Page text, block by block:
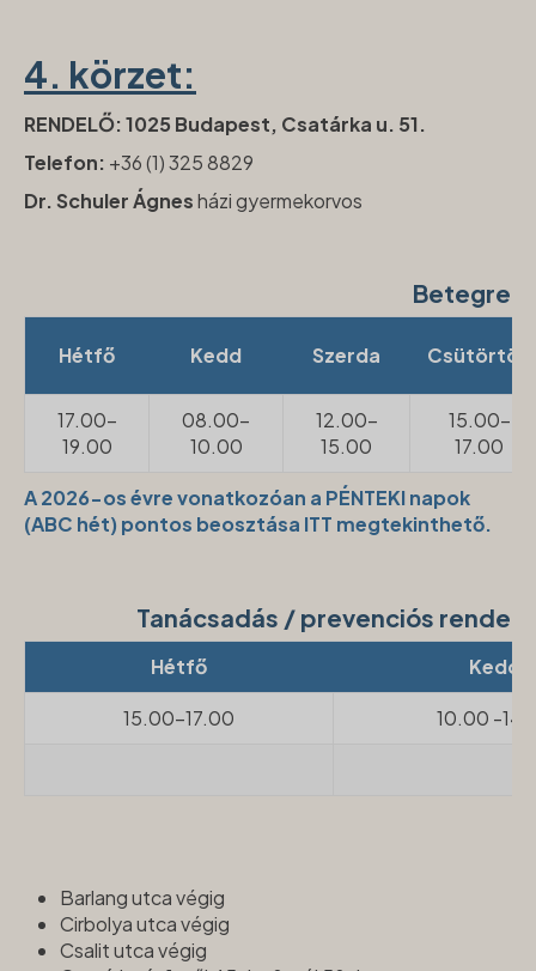
4. körzet:
RENDELŐ: 1025 Budapest, Csatárka u. 51.
Telefon: +36 (1) 325 8829
Dr. Schuler Ágnesházi gyermekorvos
Hétfő Kedd Szerda Csütörtök
17.00-
19.00
08.00-
10.00
12.00-
15.00
15.00-
17.00
A 2026-os évre vonatkozóan a PÉNTEKI napok
(ABC hét) pontos beosztása ITT megtekinthető.
Tanácsadás / prevenciós rendelés
Hétfő Kedd
15.00-17.00 10.00 -
Barlang utca végig
Cirbolya utca végig
Csalit utca végig